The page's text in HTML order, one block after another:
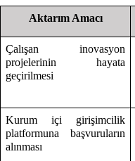
Aktarım Amacı
Çalışan inovasyon
projelerinin hayata
geçirilmesi
Kurum içi girişimcilik
platformuna başvuruların
alınması